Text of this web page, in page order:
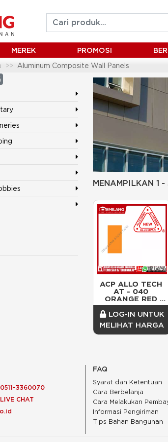
MEREK PROMOSI
Aluminum Composite Wall Panels
MENAMPILKAN 1
ACP ALLO TECH
AT - 040
ORANGE RED
3mm
LOG-IN UNTUK
MELIHAT HARGA
0511-3360070
LIVE CHAT
FAQ
Syarat dan Ketentuan
Cara Berbelanja
Cara Melakukan
Informasi Pengiriman
Tips Bahan Bangunan